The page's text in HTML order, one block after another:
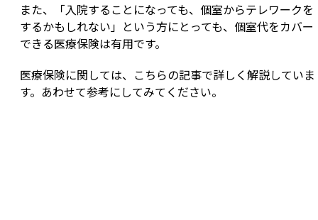
また、「入院することになっても、個室からテレワークを
するかもしれない」という方にとっても、個室代をカバー
できる医療保険は有用です。
医療保険に関しては、こちらの記事で詳しく解説していま
す。あわせて参考にしてみてください。